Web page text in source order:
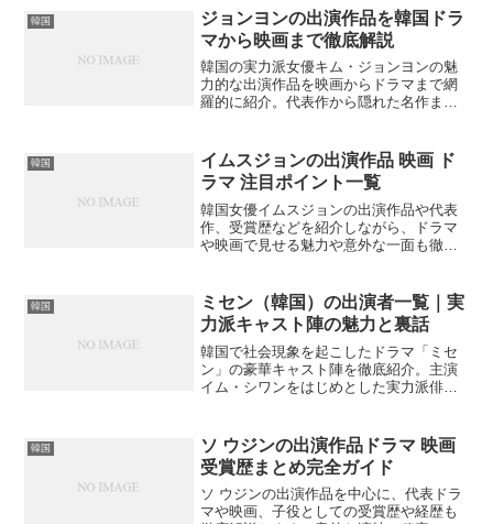
韓国
ジョンヨンの出演作品を韓国ドラ
マから映画まで徹底解説
韓国の実力派女優キム・ジョンヨンの魅
力的な出演作品を映画からドラマまで網
羅的に紹介。代表作から隠れた名作ま
ヨンの魅力とは？
韓国
イムスジョンの出演作品 映画 ド
ラマ 注目ポイント一覧
韓国女優イムスジョンの出演作品や代表
作、受賞歴などを紹介しながら、ドラマ
や映画で見せる魅力や意外な一面も徹底
韓国
ミセン（韓国）の出演者一覧｜実
力派キャスト陣の魅力と裏話
韓国で社会現象を起こしたドラマ「ミセ
ン」の豪華キャスト陣を徹底紹介。主演
イム・シワンをはじめとした実力派俳優
なかったキャストの秘密があるかも？
韓国
ソ ウジンの出演作品ドラマ 映画
受賞歴まとめ完全ガイド
ソ ウジンの出演作品を中心に、代表ドラ
マや映画、子役としての受賞歴や経歴も